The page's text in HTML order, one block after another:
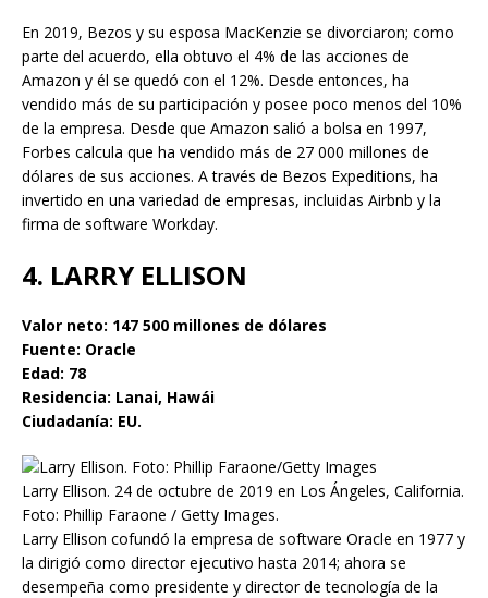
En 2019, Bezos y su esposa MacKenzie se divorciaron; como
parte del acuerdo, ella obtuvo el 4% de las acciones de
Amazon y él se quedó con el 12%. Desde entonces, ha
vendido más de su participación y posee poco menos del 10%
de la empresa. Desde que Amazon salió a bolsa en 1997,
Forbes calcula que ha vendido más de 27 000 millones de
dólares de sus acciones. A través de Bezos Expeditions, ha
invertido en una variedad de empresas, incluidas Airbnb y la
firma de software Workday.
4. LARRY ELLISON
Valor neto: 147 500 millones de dólares
Fuente: Oracle
Edad: 78
Residencia: Lanai, Hawái
Ciudadanía: EU.
Larry Ellison. 24 de octubre de 2019 en Los Ángeles, California.
Foto: Phillip Faraone / Getty Images.
Larry Ellison cofundó la empresa de software Oracle en 1977 y
la dirigió como director ejecutivo hasta 2014; ahora se
desempeña como presidente y director de tecnología de la